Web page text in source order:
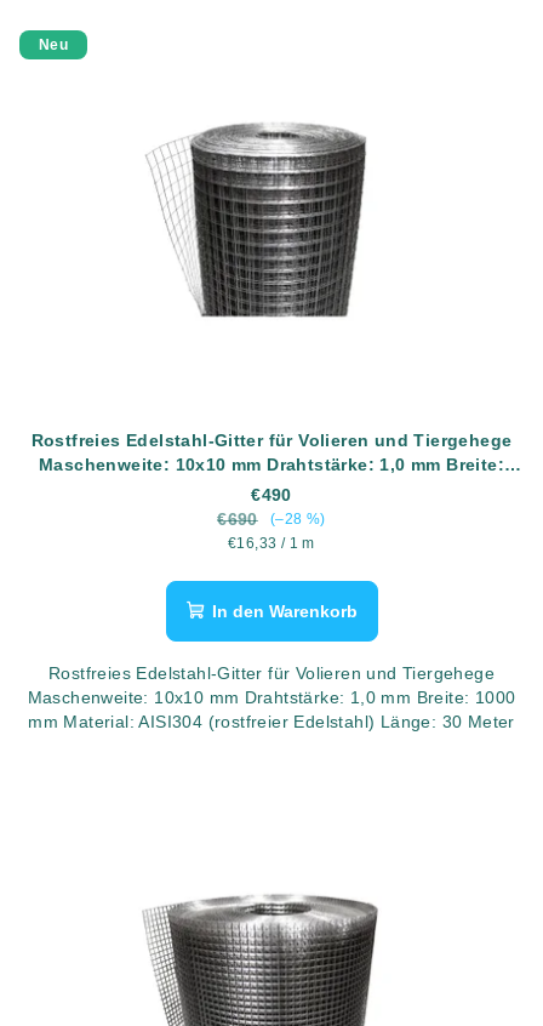
Neu
Rostfreies Edelstahl-Gitter für Volieren und Tiergehege
Maschenweite: 10x10 mm Drahtstärke: 1,0 mm Breite:
1000 mm Material: AISI304 (rostfreier Edelstahl) Länge:
30 Meter
€490
€690
(–28 %)
Verkaufspreis:
€16,33 / 1 m
In den Warenkorb
Rostfreies Edelstahl-Gitter für Volieren und Tiergehege
Maschenweite: 10x10 mm Drahtstärke: 1,0 mm Breite: 1000
mm Material: AISI304 (rostfreier Edelstahl) Länge: 30 Meter